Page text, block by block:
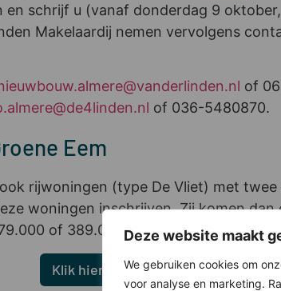
Deze website maakt
We gebruiken cookies om
voor analyse en marketing.
schrijf u (vanaf donderdag 9
Makelaardij nemen vervolgens
of
of 036-5480870.
Eem
rijwoningen (type De Vliet) met
woningen inschrijven. Zij komen
of 389.000 euro (v.o.n.).
Klik hier voor het woningaanbod